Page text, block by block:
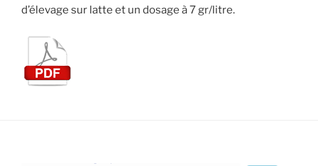
d’élevage sur latte et un dosage à 7 gr/litre.